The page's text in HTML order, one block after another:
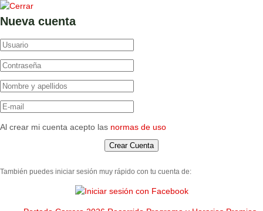
Nueva cuenta
Al crear mi cuenta acepto las normas de uso
También puedes iniciar sesión muy rápido con tu cuenta de: